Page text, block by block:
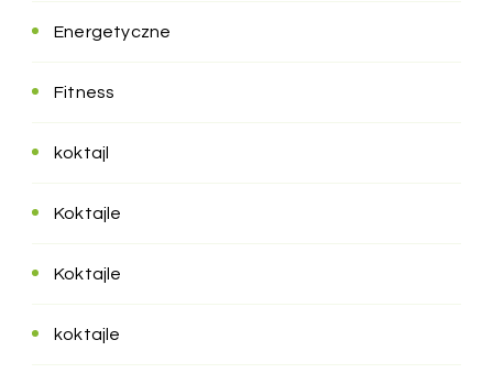
Energetyczne
Fitness
koktajl
Koktajle
Koktajle
koktajle